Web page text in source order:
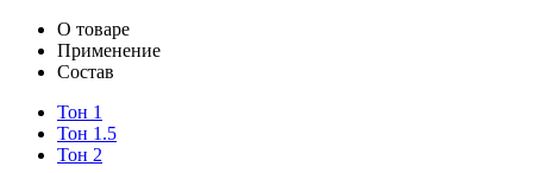
О товаре
Применение
Состав
Тон 1
Тон 1.5
Тон 2